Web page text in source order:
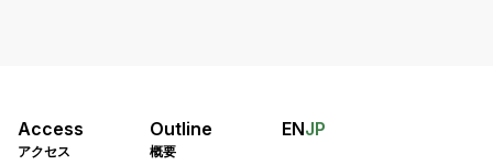
Access
アクセス
Outline
概要
ENJP